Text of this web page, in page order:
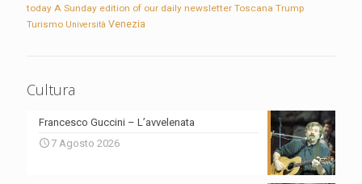
today A Sunday edition of our daily newsletter Toscana Trump
Turismo Università Venezia
Cultura
Francesco Guccini – L’avvelenata
7 Agosto 2026